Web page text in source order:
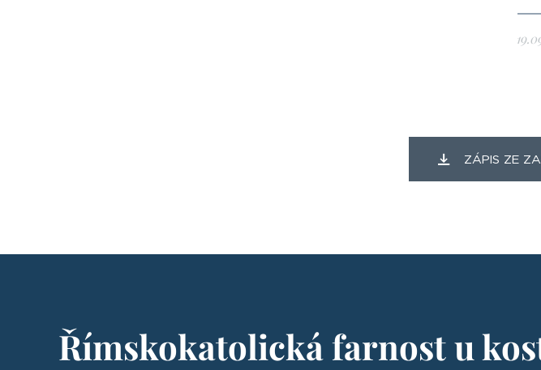
ZÁPIS ZE
Římskokatolická farnost u